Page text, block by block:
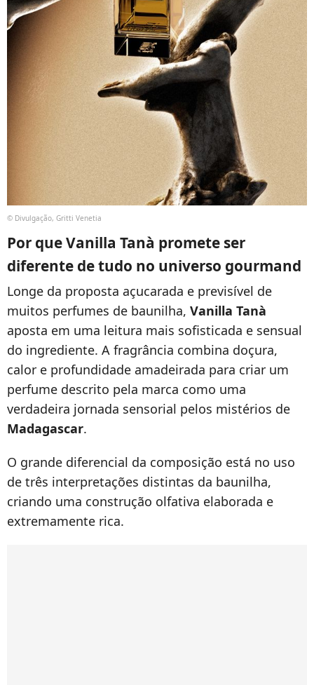
© Divulgação, Gritti Venetia
Por que Vanilla Tanà promete ser
diferente de tudo no universo gourmand
Longe da proposta açucarada e previsível de
muitos perfumes de baunilha, Vanilla Tanà
aposta em uma leitura mais sofisticada e sensual
do ingrediente. A fragrância combina doçura,
calor e profundidade amadeirada para criar um
perfume descrito pela marca como uma
verdadeira jornada sensorial pelos mistérios de
Madagascar.
O grande diferencial da composição está no uso
de três interpretações distintas da baunilha,
criando uma construção olfativa elaborada e
extremamente rica.